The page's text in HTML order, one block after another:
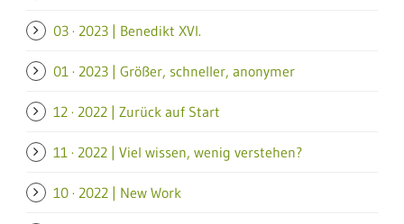
03 · 2023 | Benedikt XVI.
01 · 2023 | Größer, schneller, anonymer
12 · 2022 | Zurück auf Start
11 · 2022 | Viel wissen, wenig verstehen?
10 · 2022 | New Work